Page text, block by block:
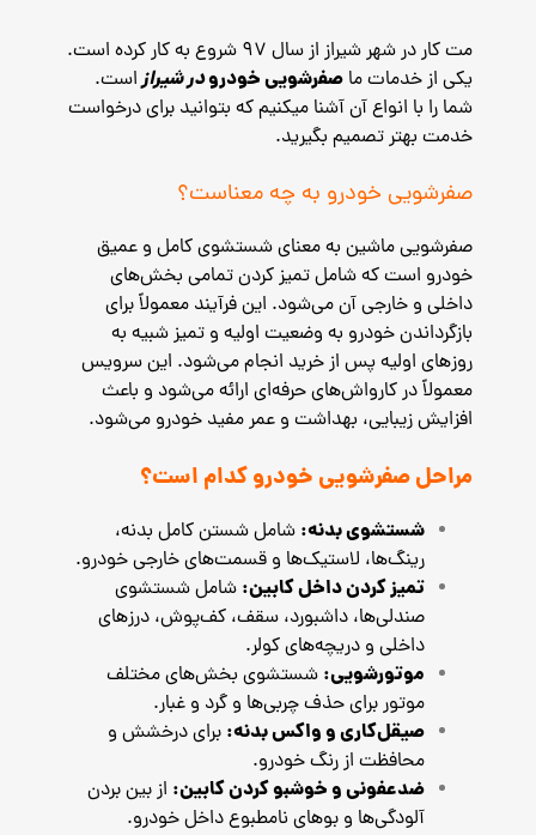
مت کار در شهر شیراز از سال 97 شروع به کار کرده است.
یکی از خدمات ما صفرشویی خودرودر شیرازاست.
شما را با انواع آن آشنا میکنیم که بتوانید برای درخواست
خدمت بهتر تصمیم بگیرید.
صفرشویی خودرو به چه معناست؟
صفرشویی ماشین به معنای شستشوی کامل و عمیق
خودرو است که شامل تمیز کردن تمامی بخش‌های
داخلی و خارجی آن می‌شود. این فرآیند معمولاً برای
بازگرداندن خودرو به وضعیت اولیه و تمیز شبیه به
روزهای اولیه پس از خرید انجام می‌شود. این سرویس
معمولاً در کارواش‌های حرفه‌ای ارائه می‌شود و باعث
افزایش زیبایی، بهداشت و عمر مفید خودرو می‌شود.
مراحل صفرشویی خودرو کدام است؟
شستشوی بدنه: شامل شستن کامل بدنه،
رینگ‌ها، لاستیک‌ها و قسمت‌های خارجی خودرو.
تمیز کردن داخل کابین: شامل شستشوی
صندلی‌ها، داشبورد، سقف، کف‌پوش، درزهای
داخلی و دریچه‌های کولر.
موتورشویی: شستشوی بخش‌های مختلف
موتور برای حذف چربی‌ها و گرد و غبار.
صیقل‌کاری و واکس بدنه: برای درخشش و
محافظت از رنگ خودرو.
ضدعفونی و خوشبو کردن کابین: از بین بردن
آلودگی‌ها و بوهای نامطبوع داخل خودرو.